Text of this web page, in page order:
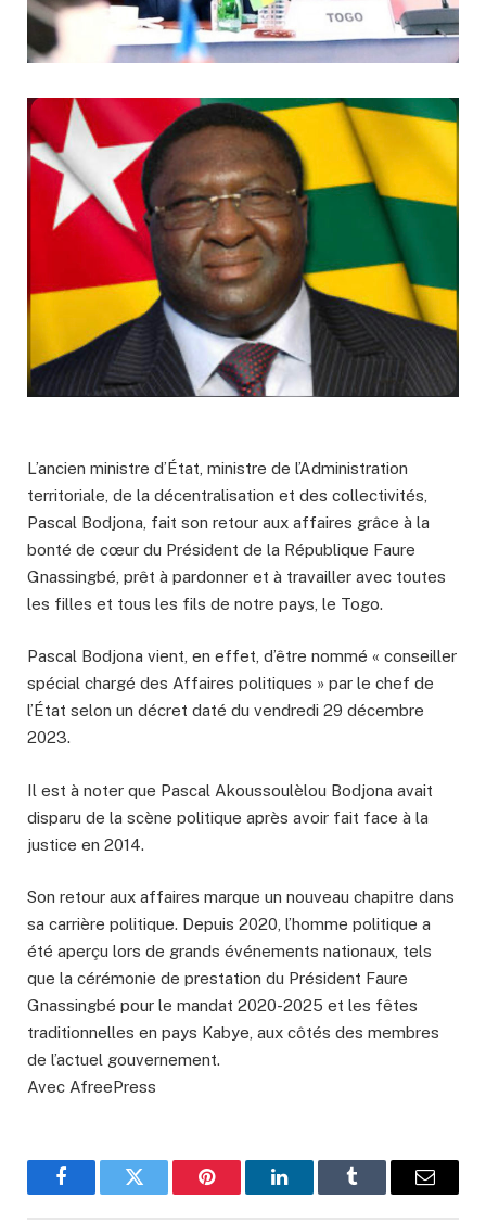
L’ancien ministre d’État, ministre de l’Administration
territoriale, de la décentralisation et des collectivités,
Pascal Bodjona, fait son retour aux affaires grâce à la
bonté de cœur du Président de la République Faure
Gnassingbé, prêt à pardonner et à travailler avec toutes
les filles et tous les fils de notre pays, le Togo.
Pascal Bodjona vient, en effet, d’être nommé « conseiller
spécial chargé des Affaires politiques » par le chef de
l’État selon un décret daté du vendredi 29 décembre
2023.
Il est à noter que Pascal Akoussoulèlou Bodjona avait
disparu de la scène politique après avoir fait face à la
justice en 2014.
Son retour aux affaires marque un nouveau chapitre dans
sa carrière politique. Depuis 2020, l’homme politique a
été aperçu lors de grands événements nationaux, tels
que la cérémonie de prestation du Président Faure
Gnassingbé pour le mandat 2020-2025 et les fêtes
traditionnelles en pays Kabye, aux côtés des membres
de l’actuel gouvernement.
Avec AfreePress
FacebookTwitter Pinterest LinkedInTumblr Email